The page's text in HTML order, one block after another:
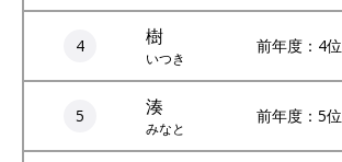
4 樹
いつき
前年度：4位
5 湊
みなと
前年度：5位